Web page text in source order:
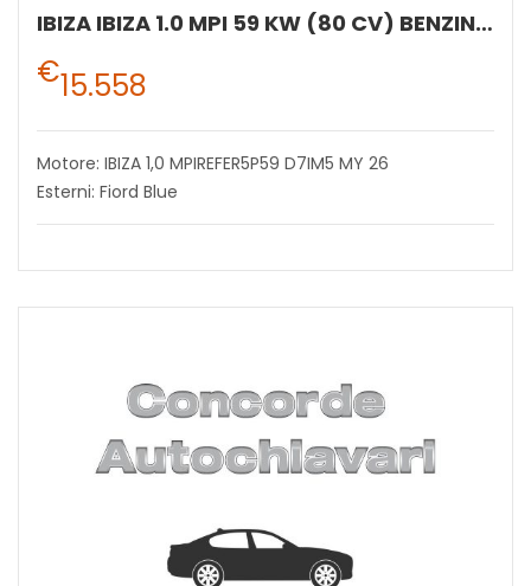
IBIZA IBIZA 1.0 MPI 59 KW (80 CV) BENZINA MANUALE 5 MARCE 2WD
€15.558
Motore: IBIZA 1,0 MPIREFER5P59 D7IM5 MY 26
Esterni: Fiord Blue